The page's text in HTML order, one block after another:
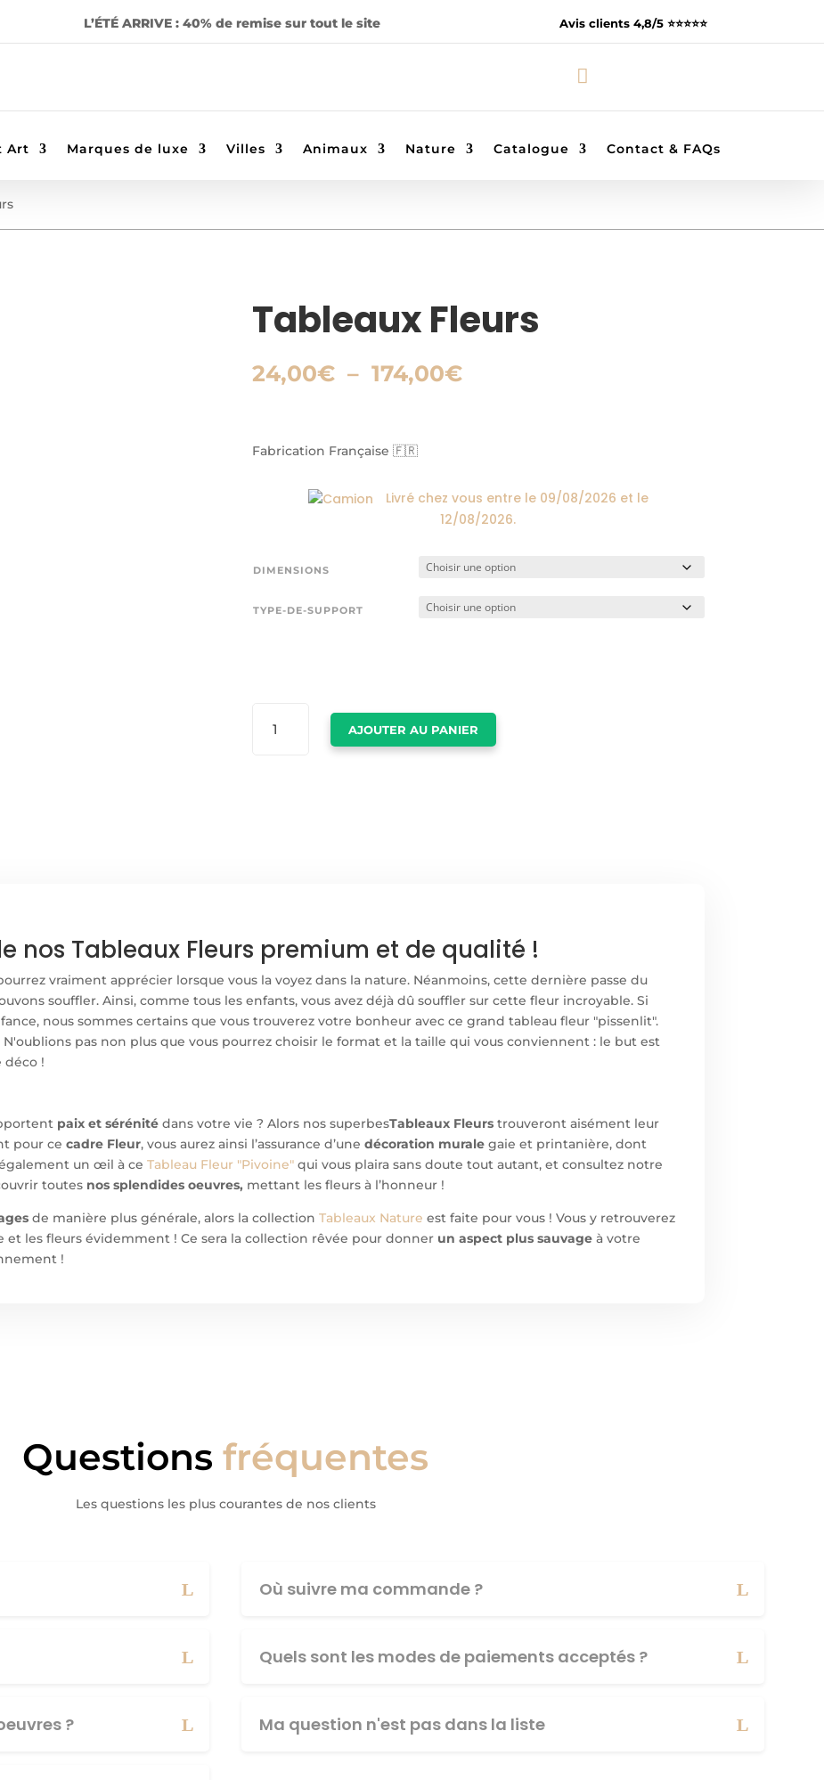
L’ÉTÉ ARRIVE : 40% de remise sur tout le site Avis clients 4,8/5 ⭐️⭐️⭐️⭐️⭐️

Art Marques de luxe Villes Animaux Nature Catalogue Contact & FAQs
Tableaux Fleurs
24,00€ – 174,00€Plage
Fabrication Française 🇫🇷
Livré chez vous entre le 09/08/2026 et le
12/08/2026.
DIMENSIONS
TYPE-DE-SUPPORT
AJOUTER AU PANIER
nos Tableaux Fleurs premium et de qualité !
vraiment apprécier lorsque vous la voyez dans la nature. Néanmoins, cette dernière passe du
souffler. Ainsi, comme tous les enfants, vous avez déjà dû souffler sur cette fleur incroyable. Si
nous sommes certains que vous trouverez votre bonheur avec ce grand tableau fleur "pissenlit".
N'oublions pas non plus que vous pourrez choisir le format et la taille qui vous conviennent : le but est
déco !
paix et sérénité dans votre vie ? Alors nos superbesTableaux Fleurs trouveront aisément leur
pour cecadre Fleur, vous aurez ainsi l’assurance d’unedécoration murale gaie et printanière, dont
un œil à ceTableau Fleur "Pivoine" qui vous plaira sans doute tout autant, et consultez notre
toutes nos splendides oeuvres, mettant les fleurs à l’honneur !
de manière plus générale, alors la collectionTableaux Nature est faite pour vous ! Vous y retrouverez
les fleurs évidemment ! Ce sera la collection rêvée pour donner un aspect plus sauvage à votre
!
Questions fréquentes
Les questions les plus courantes de nos clients
?
Où suivre ma commande ?
Quels sont les modes de paiements acceptés ?
Ma question n'est pas dans la liste